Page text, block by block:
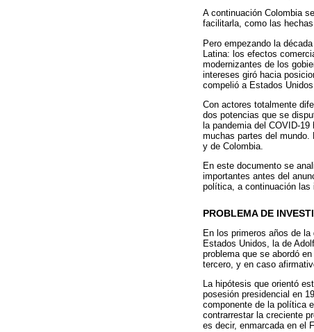
A continuación Colombia
facilitarla, como las
Pero empezando la
Latina: los efectos
modernizantes de los
intereses giró hacia
compelió a Estados
Con actores totalmente
dos potencias que se
la pandemia del COVID-
muchas partes del mundo.
y de Colombia.
En este documento se
importantes antes del
política, a continuación las
PROBLEMA DE
En los primeros años de
Estados Unidos, la de
problema que se abordó
tercero, y en caso
La hipótesis que orientó
posesión presidencial en
componente de la política
contrarrestar la creciente
es decir, enmarcada en el